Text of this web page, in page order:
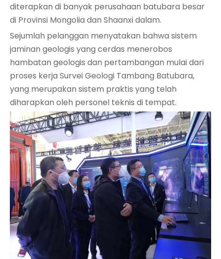
diterapkan di banyak perusahaan batubara besar
di Provinsi Mongolia dan Shaanxi dalam.
Sejumlah pelanggan menyatakan bahwa sistem
jaminan geologis yang cerdas menerobos
hambatan geologis dan pertambangan mulai dari
proses kerja Survei Geologi Tambang Batubara,
yang merupakan sistem praktis yang telah
diharapkan oleh personel teknis di tempat.